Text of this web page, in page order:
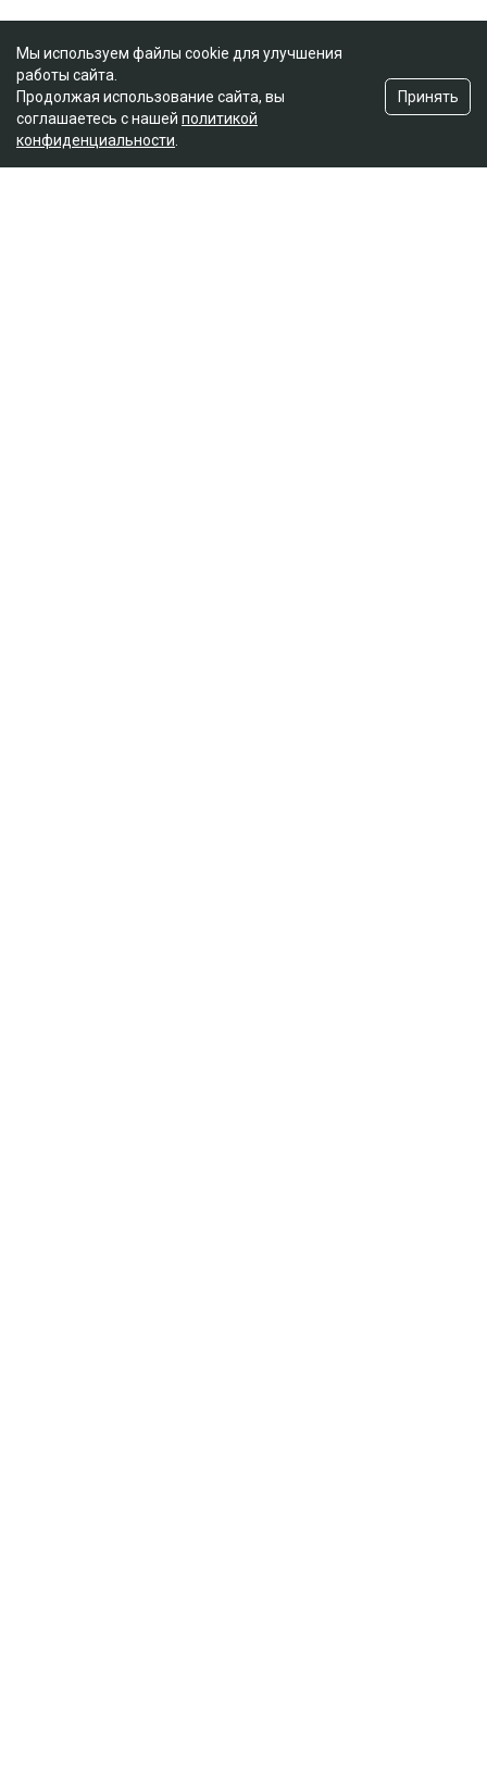
Мы используем файлы cookie для улучшения
работы сайта.
Продолжая использование сайта, вы
соглашаетесь с нашей политикой
конфиденциальности
Принять